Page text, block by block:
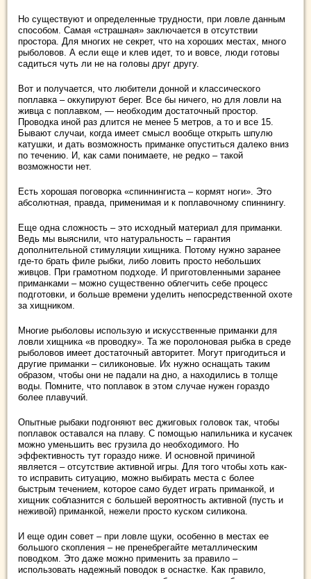
Но существуют и определенные трудности, при ловле данным
способом. Самая «страшная» заключается в отсутствии
простора. Для многих не секрет, что на хороших местах, много
рыболовов. А если еще и клев идет, то и вовсе, люди готовы
садиться чуть ли не на головы друг другу.
Вот и получается, что любители донной и классического
поплавка – оккупируют берег. Все бы ничего, но для ловли на
живца с поплавком, — необходим достаточный простор.
Проводка иной раз длится не менее 5 метров, а то и все 15.
Бывают случаи, когда имеет смысл вообще открыть шпулю
катушки, и дать возможность приманке опуститься далеко вниз
по течению. И, как сами понимаете, не редко – такой
возможности нет.
Есть хорошая поговорка «спиннингиста – кормят ноги». Это
абсолютная, правда, применимая и к поплавочному спиннингу.
Еще одна сложность – это исходный материал для приманки.
Ведь мы выяснили, что натуральность – гарантия
дополнительной стимуляции хищника. Потому нужно заранее
где-то брать филе рыбки, либо ловить просто небольших
живцов. При грамотном подходе. И приготовленными заранее
приманками – можно существенно облегчить себе процесс
подготовки, и больше времени уделить непосредственной охоте
за хищником.
Многие рыболовы использую и искусственные приманки для
ловли хищника «в проводку». Та же поролоновая рыбка в среде
рыболовов имеет достаточный авторитет. Могут пригодиться и
другие приманки – силиконовые. Их нужно оснащать таким
образом, чтобы они не падали на дно, а находились в толще
воды. Помните, что поплавок в этом случае нужен гораздо
более плавучий.
Опытные рыбаки подгоняют вес джиговых головок так, чтобы
поплавок оставался на плаву. С помощью напильника и кусачек
можно уменьшить вес грузила до необходимого. Но
эффективность тут гораздо ниже. И основной причиной
является – отсутствие активной игры. Для того чтобы хоть как-
то исправить ситуацию, можно выбирать места с более
быстрым течением, которое само будет играть приманкой, и
хищник соблазнится с большей вероятность активной (пусть и
неживой) приманкой, нежели просто куском силикона.
И еще один совет – при ловле щуки, особенно в местах ее
большого скопления – не пренебрегайте металлическим
поводком. Это даже можно применить за правило –
использовать надежный поводок в оснастке. Как правило,